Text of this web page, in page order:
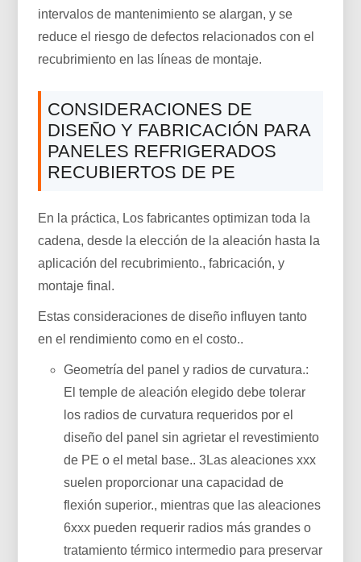
intervalos de mantenimiento se alargan, y se
reduce el riesgo de defectos relacionados con el
recubrimiento en las líneas de montaje.
CONSIDERACIONES DE
DISEÑO Y FABRICACIÓN PARA
PANELES REFRIGERADOS
RECUBIERTOS DE PE
En la práctica, Los fabricantes optimizan toda la
cadena, desde la elección de la aleación hasta la
aplicación del recubrimiento., fabricación, y
montaje final.
Estas consideraciones de diseño influyen tanto
en el rendimiento como en el costo..
Geometría del panel y radios de curvatura.:
El temple de aleación elegido debe tolerar
los radios de curvatura requeridos por el
diseño del panel sin agrietar el revestimiento
de PE o el metal base.. 3Las aleaciones xxx
suelen proporcionar una capacidad de
flexión superior., mientras que las aleaciones
6xxx pueden requerir radios más grandes o
tratamiento térmico intermedio para preservar